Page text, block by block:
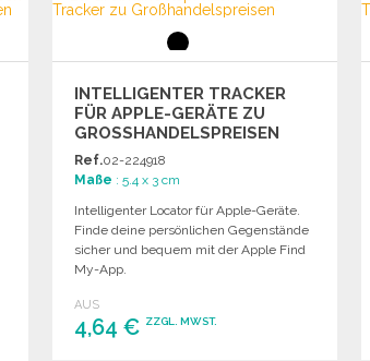
INTELLIGENTER TRACKER
FÜR APPLE-GERÄTE ZU
GROSSHANDELSPREISEN
Ref.02-224918
Maße : 5.4 x 3 cm
Intelligenter Locator für Apple-Geräte.
Finde deine persönlichen Gegenstände
sicher und bequem mit der Apple Find
My-App.
AUS
4,64 € ZZGL. MWST.